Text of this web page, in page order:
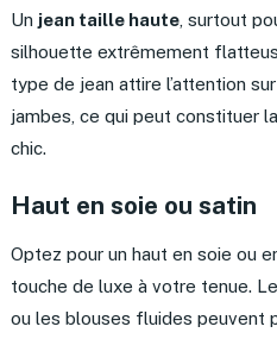
Un jean taille haute, surtout
silhouette extrêmement
type de jean attire l’attention
jambes, ce qui peut constituer
chic.
Haut en soie ou satin
Optez pour un haut en soie ou
touche de luxe à votre tenue.
ou les blouses fluides peuvent